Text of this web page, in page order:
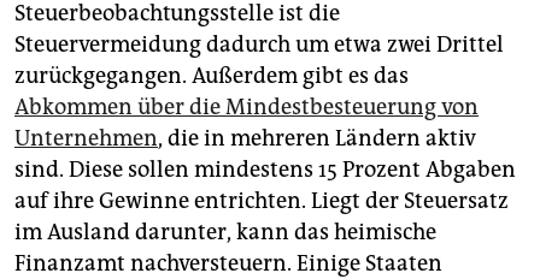
Steuerbeobachtungsstelle ist die
Steuervermeidung dadurch um etwa zwei Drittel
zurückgegangen. Außerdem gibt es das
Abkommen über die Mindestbesteuerung von
Unternehmen, die in mehreren Ländern aktiv
sind. Diese sollen mindestens 15 Prozent Abgaben
auf ihre Gewinne entrichten. Liegt der Steuersatz
im Ausland darunter, kann das heimische
Finanzamt nachversteuern. Einige Staaten